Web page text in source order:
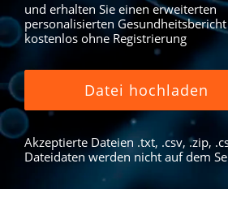
und erhalten Sie einen erweiterten
personalisierten Gesundheitsbericht
kostenlos ohne Registrierung
Datei hochladen
Akzeptierte Dateien .txt, .csv, .zip,
Dateidaten werden nicht auf dem